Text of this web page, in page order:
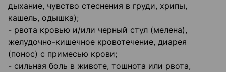
дыхание, чувство стеснения в груди, хрипы,
кашель, одышка);
- рвота кровью и/или черный стул (мелена),
желудочно-кишечное кровотечение, диарея
(понос) с примесью крови;
- сильная боль в животе, тошнота или рвота,